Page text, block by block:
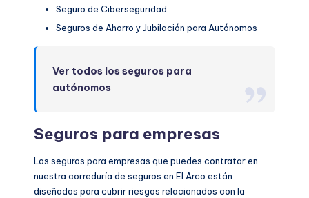
Seguro de Ciberseguridad
Seguros de Ahorro y Jubilación para Autónomos
Ver todos los seguros para
autónomos
Seguros para empresas
Los seguros para empresas que puedes contratar en
nuestra correduría de seguros en El Arco están
diseñados para cubrir riesgos relacionados con la